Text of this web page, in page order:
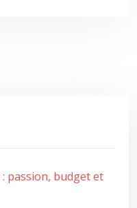
passion, budget et